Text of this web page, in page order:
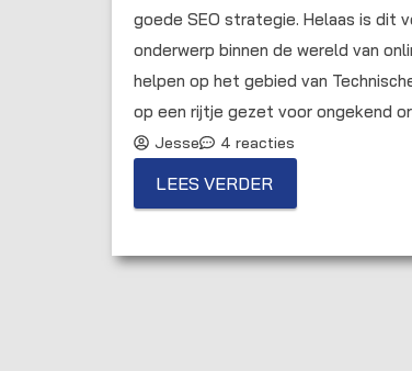
goede SEO strategie. Helaas is dit
onderwerp binnen de wereld van
helpen op het gebied van
op een rijtje gezet voor ongekend
Jesse 4 reacties
LEES VERDER